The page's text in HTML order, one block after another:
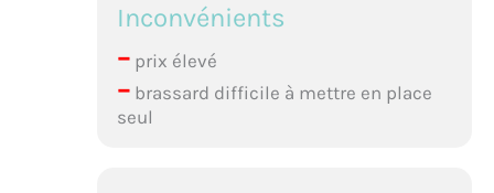
Inconvénients
–prix élevé
–brassard difficile à mettre en place
seul